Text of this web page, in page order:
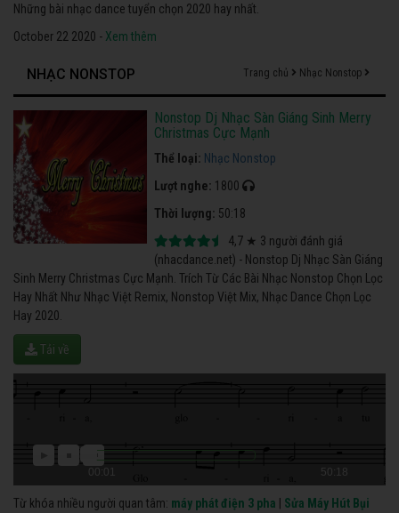
Những bài nhạc dance tuyển chọn 2020 hay nhất.
October 22 2020 - Xem thêm
NHẠC NONSTOP Trang chủ Nhạc Nonstop
Nonstop Dj Nhạc Sàn Giáng Sinh Merry
Christmas Cực Mạnh
Thể loại: Nhạc Nonstop
Lượt nghe: 1800
Thời lượng: 50:18
4,7 ★ 3 người đánh giá
(nhacdance.net) - Nonstop Dj Nhạc Sàn Giáng
Sinh Merry Christmas Cực Mạnh. Trích Từ Các Bài Nhạc Nonstop Chọn Lọc
Hay Nhất Như Nhạc Việt Remix, Nonstop Việt Mix, Nhạc Dance Chọn Lọc
Hay 2020.
Tải về
00:01 50:18
Từ khóa nhiều người quan tâm: máy phát điện 3 pha
Sửa Máy Hút Bụi